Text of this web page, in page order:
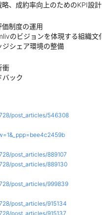
、成約率向上のためのKPI設計
価制度の運用
のビジョンを体現する組織文
ジシェア環境の整備
衝
バック
post_articles/546308
post_articles/889107
post_articles/889130
post_articles/999839
post_articles/915134
post_articles/915137